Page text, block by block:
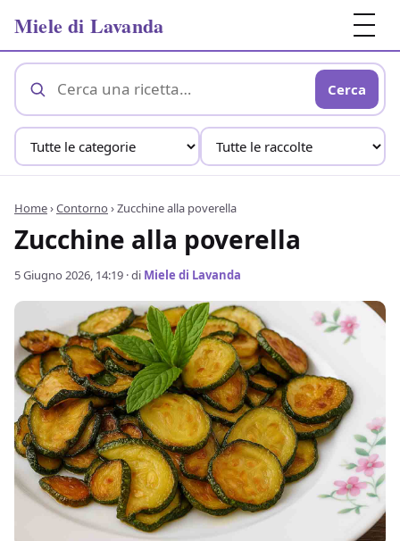
Miele di Lavanda
Cerca
Home›Contorno ›Zucchine alla poverella
Zucchine alla poverella
5 Giugno 2026, 14:19 · di Miele di Lavanda